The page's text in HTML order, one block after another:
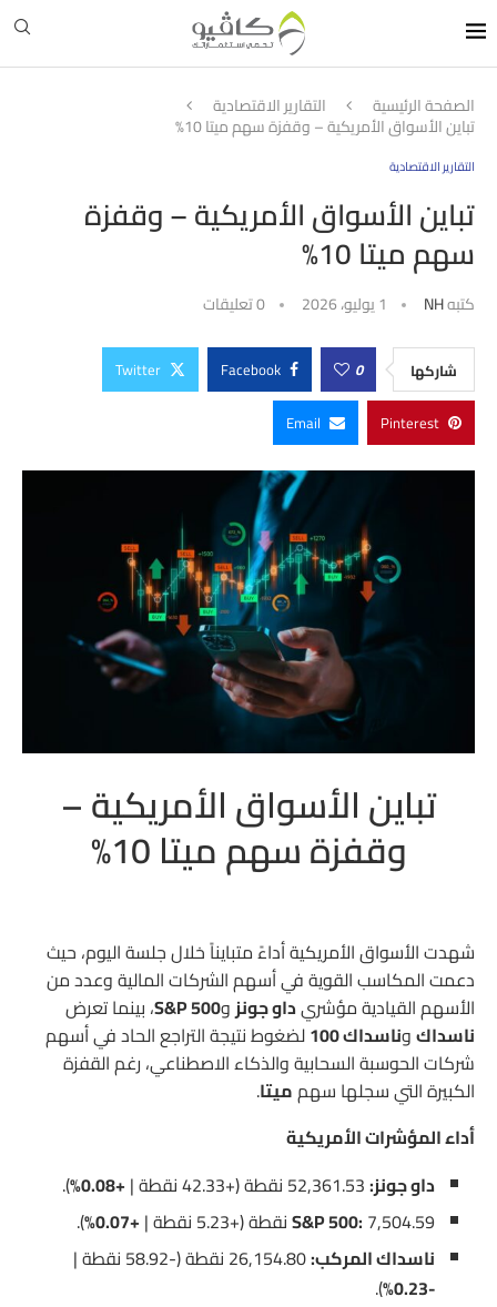
الصفحة الرئيسية التقارير الاقتصادية
تباين الأسواق الأمريكية – وقفزة سهم ميتا 10%
التقارير الاقتصادية
تباين الأسواق الأمريكية – وقفزة
سهم ميتا 10%
كتبهNH 1 يوليو، 2026 0 تعليقات
شاركها 0
Facebook
Twitter
Pinterest
Email
تباين الأسواق الأمريكية –
وقفزة سهم ميتا 10%
شهدت الأسواق الأمريكية أداءً متبايناً خلال جلسة اليوم، حيث
دعمت المكاسب القوية في أسهم الشركات المالية وعدد من
الأسهم القيادية مؤشريداو جونزوS&P 500، بينما تعرض
ناسداكوناسداك 100
لضغوط نتيجة التراجع الحاد في أسهم
شركات الحوسبة السحابية والذكاء الاصطناعي، رغم القفزة
الكبيرة التي سجلها سهمميتا.
أداء المؤشرات الأمريكية
داو جونز:
+0.08%
).
S&P 500: 7,504.59 نقطة (+5.23 نقطة | +0.07%
).
ناسداك المركب:
-0.23%
).